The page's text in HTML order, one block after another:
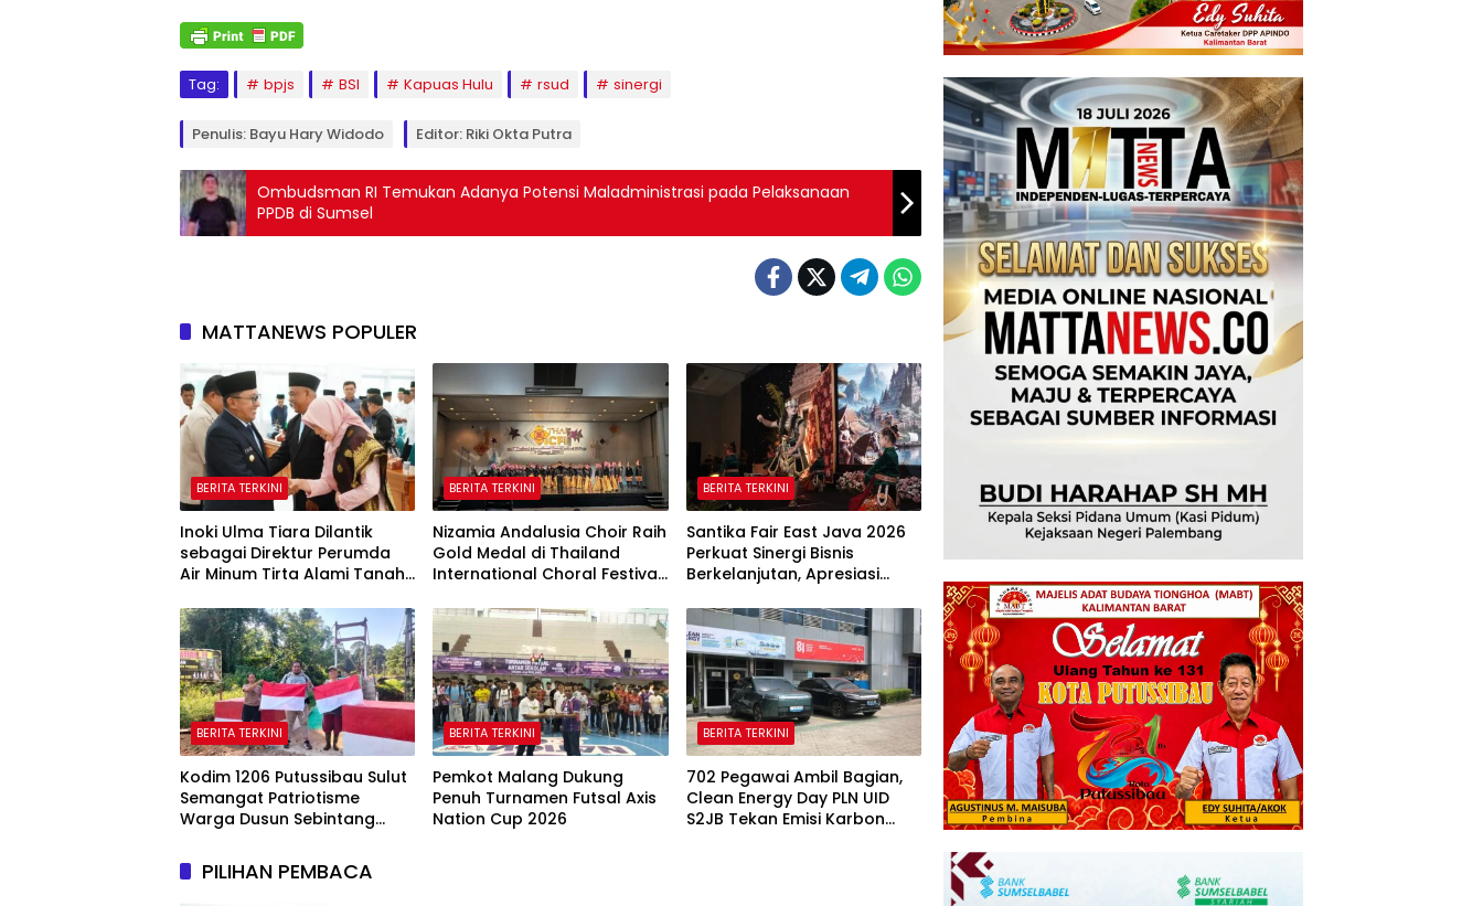
Tag: bpjs BSI Kapuas Hulu rsud sinergi
Penulis: Bayu Hary Widodo Editor: Riki Okta Putra
Ombudsman RI Temukan Adanya Potensi Maladministrasi pada Pelaksanaan
PPDB di Sumsel
MATTANEWS POPULER
BERITA TERKINI
Inoki Ulma Tiara Dilantik
sebagai Direktur Perumda
Air Minum Tirta Alami Tanah
BERITA TERKINI
Nizamia Andalusia Choir Raih
Gold Medal di Thailand
International Choral Festival
Indonesia
BERITA TERKINI
Santika Fair East Java 2026
Perkuat Sinergi Bisnis
Berkelanjutan, Apresiasi
Corporate Award
BERITA TERKINI
Kodim 1206 Putussibau Sulut
Semangat Patriotisme
Warga Dusun Sebintang
Putih
BERITA TERKINI
Pemkot Malang Dukung
Penuh Turnamen Futsal Axis
Nation Cup 2026
BERITA TERKINI
702 Pegawai Ambil Bagian,
Clean Energy Day PLN UID
S2JB Tekan Emisi Karbon
PILIHAN PEMBACA